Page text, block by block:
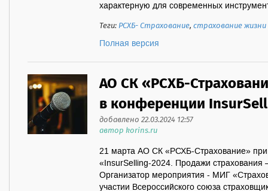
характерную для современных
Теги:РСХБ- Страхование,страхование жизни
Полная версия
АО СК «РСХБ-
в конференции
добавлено 22.03.2024 12:57
автор korins.ru
21 марта АО СК «РСХБ-Страхование»
«InsurSelling-2024. Продажи страхования
Организатор мероприятия - МИГ
участии Всероссийского союза